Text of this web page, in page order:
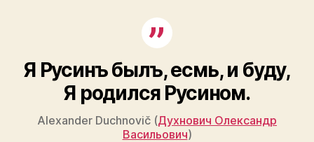
Я Русинъ былъ, есмь, и буду,
Я родился Русином.
Alexander Duchnovič (Духнович Олександр
Васильович)